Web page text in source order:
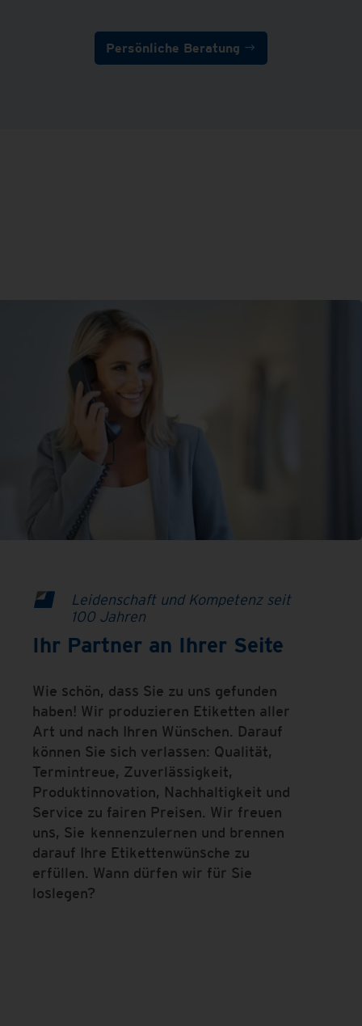
Persönliche Beratung
Leidenschaft und Kompetenz seit
100 Jahren
Ihr Partner an Ihrer Seite
Wie schön, dass Sie zu uns gefunden
haben! Wir produzieren Etiketten aller
Art und nach Ihren Wünschen. Darauf
können Sie sich verlassen: Qualität,
Termintreue, Zuverlässigkeit,
Produktinnovation, Nachhaltigkeit und
Service zu fairen Preisen. Wir freuen
uns, Sie kennenzulernen und brennen
darauf Ihre Etikettenwünsche zu
erfüllen. Wann dürfen wir für Sie
loslegen?